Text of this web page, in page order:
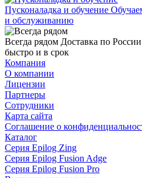
Пусконаладка и обучение
и обслуживанию
Всегда рядом Доставка по России
быстро и в срок
Компания
О компании
Лицензии
Партнеры
Сотрудники
Карта сайта
Соглашение о
Каталог
Серия Epilog Zing
Серия Epilog Fusion Adge
Серия Epilog Fusion Pro